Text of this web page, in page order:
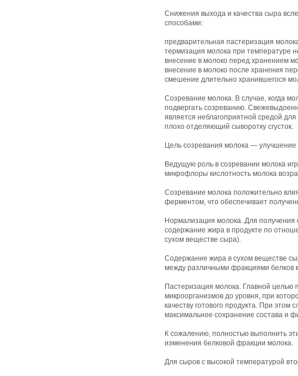
Снижения выхода и качества сыра
способами:
предварительная пастеризация
термизация молока при температуре
внесение в молоко перед хранением
внесение в молоко после хранения
смешение длительно хранившегося
Созревание молока. В случае, когда
подвергать созреванию.
является неблагоприятной средой
плохо отделяющий сыворотку сгусток.
Цель созревания молока —
Ведущую роль в созревании молока
микрофлоры кислотность молока
Созревание молока положительно
ферментом, что обеспечивает
Нормализация молока. Для
содержание жира в продукте по
сухом веществе сыра).
Содержание жира в сухом веществе
между различными фракциями белков
Пастеризация молока. Главной целью
микроорганизмов до уровня, при
качеству готового продукта. При
максимальное сохранение состава и
К сожалению, полностью выполнить
изменения белковой фракции молока.
Для сыров с высокой температурой